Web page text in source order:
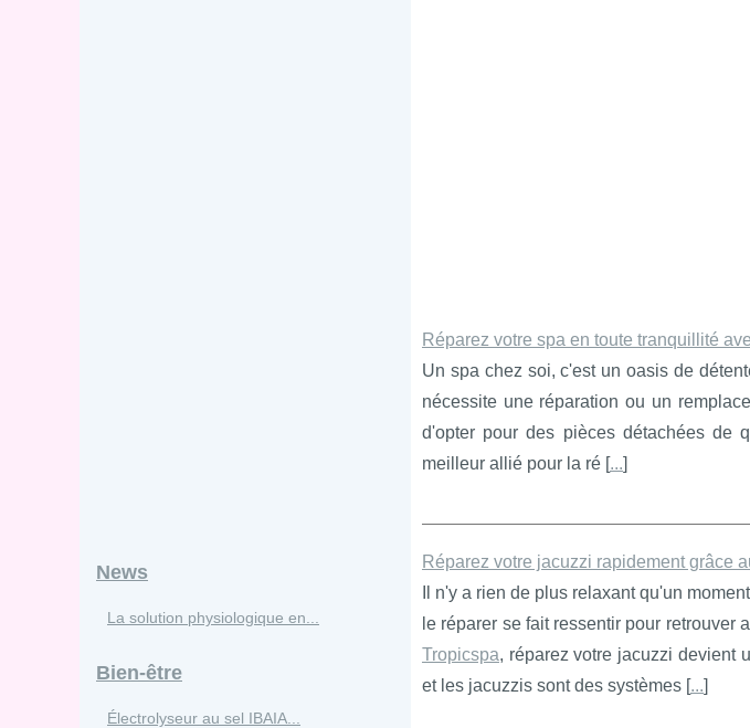
Réparez votre spa en toute tranquillité
Un spa chez soi, c'est un oasis de
nécessite une réparation ou un
d'opter pour des pièces détachées de
meilleur allié pour la ré [...]
Réparez votre jacuzzi rapidement grâce
Il n'y a rien de plus relaxant qu'un
le réparer se fait ressentir pour
Tropicspa, réparez votre jacuzzi devient
et les jacuzzis sont des systèmes [...]
News
La solution physiologique en...
Bien-être
Électrolyseur au sel IBAIA...